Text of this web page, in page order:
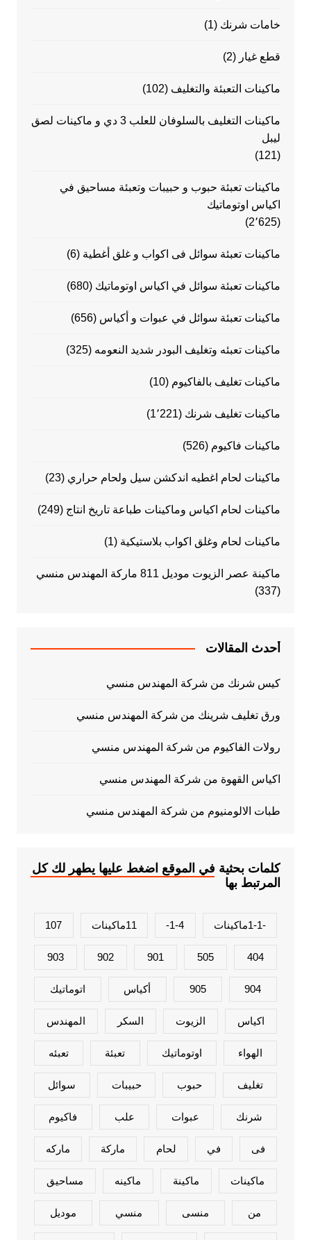
خامات شرنك (1)
قطع غيار (2)
ماكينات التعبئة والتغليف (102)
ماكينات التغليف بالسلوفان للعلب 3 دي و ماكينات لصق
ليبل
(121)
ماكينات تعبئة حبوب و حبيبات وتعبئة مساحيق في
اكياس اوتوماتيك
(2٬625)
ماكينات تعبئة سوائل فى اكواب و غلق أغطية (6)
ماكينات تعبئة سوائل في اكياس اوتوماتيك (680)
ماكينات تعبئة سوائل في عبوات و أكياس (656)
ماكينات تعبئه وتغليف البودر شديد النعومه (325)
ماكينات تغليف بالفاكيوم (10)
ماكينات تغليف شرنك (1٬221)
ماكينات فاكيوم (526)
ماكينات لحام اغطيه اندكشن سيل ولحام حراري (23)
ماكينات لحام اكياس وماكينات طباعة تاريخ انتاج (249)
ماكينات لحام وغلق اكواب بلاستيكية (1)
ماكينة عصر الزيوت موديل 811 ماركة المهندس منسي
(337)
أحدث المقالات
كيس شرنك من شركة المهندس منسي
ورق تغليف شرينك من شركة المهندس منسي
رولات الفاكيوم من شركة المهندس منسي
اكياس القهوة من شركة المهندس منسي
طبات الالومنيوم من شركة المهندس منسي
كلمات بحثية في الموقع اضغط عليها يطهر لك كل
المرتبط بها
-1-1ماكينات 1-4- 11ماكينات 107
404
505
901
902
903
904
905 أكياس اتوماتيك
اكياس الزيوت السكر المهندس
الهواء اوتوماتيك تعبئة تعبئه
تغليف حبوب حبيبات سوائل
شرنك عبوات علب فاكيوم
فى في لحام ماركة ماركه
ماكينات ماكينة ماكينه مساحيق
من منسى منسي موديل